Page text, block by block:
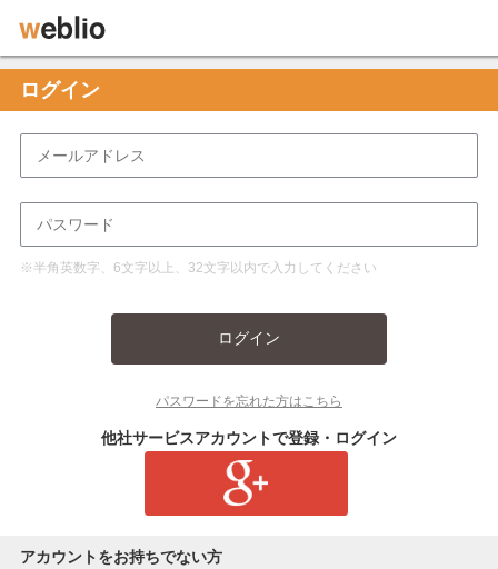
ログイン
※半角英数字、6文字以上、32文字以内で入力してください
ログイン
パスワードを忘れた方はこちら
他社サービスアカウントで登録・ログイン
アカウントをお持ちでない方